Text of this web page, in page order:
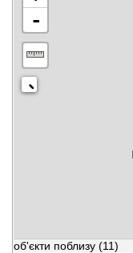
-
об'єкти поблизу (11)